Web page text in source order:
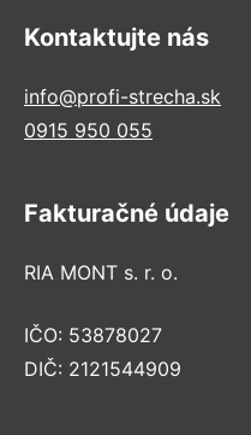
Kontaktujte nás
info@profi-strecha.sk
0915 950 055
Fakturačné údaje
RIA MONT s. r. o.
IČO: 53878027
DIČ: 2121544909